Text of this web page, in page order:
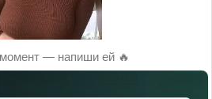
— напиши ей 🔥